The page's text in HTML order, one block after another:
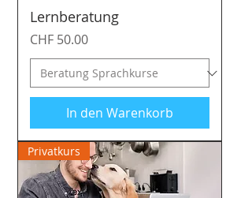
Lernberatung
Preis
CHF 50.00
In den Warenkorb
Privatkurs